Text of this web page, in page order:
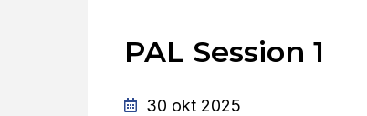
PAL Session 1
30 okt 2025